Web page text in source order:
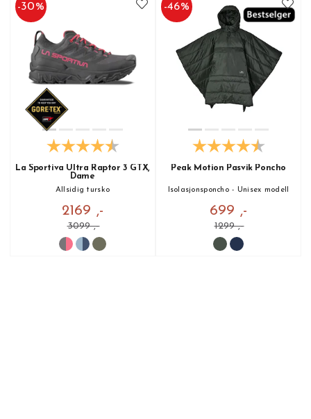
-30%
La Sportiva Ultra Raptor 3 GTX,
Dame
Allsidig tursko
2169 ,-
3099 ,-
-46%
Peak Motion Pasvik Poncho
Isolasjonsponcho - Unisex modell
699 ,-
1299 ,-